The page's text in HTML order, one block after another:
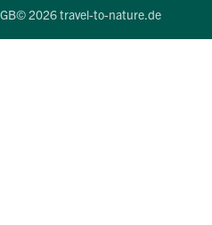
© 2026 travel-to-nature.de